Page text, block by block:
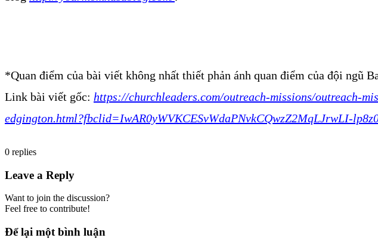
*Quan điểm của bài viết không nhất thiết phản ánh quan điểm của đội ngũ
Link bài viết gốc: https://churchleaders.com/outreach-missions/outreach-
edgington.html?fbclid=IwAR0yWVKCESvWdaPNvkCQwzZ2MqLJrwLI-
0 replies
Leave a Reply
Want to join the discussion?
Feel free to contribute!
Để lại một bình luận